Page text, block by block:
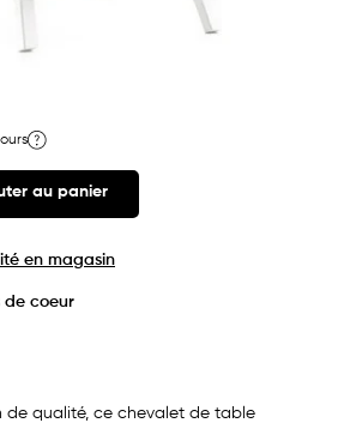
au panier
en magasin
de coeur
de qualité, ce chevalet de table